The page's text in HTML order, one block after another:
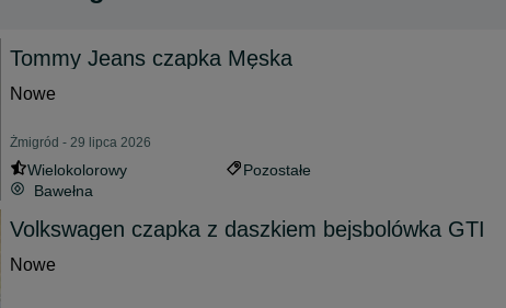
Tommy Jeans czapka Męska
Nowe
Żmigród - 29 lipca 2026
Wielokolorowy
Pozostałe
Bawełna
Volkswagen czapka z daszkiem bejsbolówka GTI
Nowe